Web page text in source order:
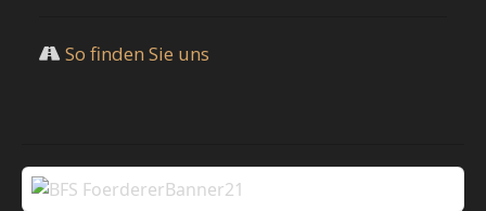
So finden Sie uns